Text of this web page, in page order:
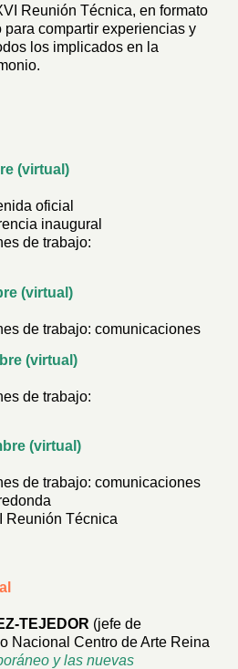
Reunión Técnica, en formato
compartir experiencias y
los implicados en la
(virtual)
oficial
inaugural
de trabajo:
(virtual)
de trabajo: comunicaciones
(virtual)
de trabajo:
(virtual)
de trabajo: comunicaciones
Reunión Técnica
TEJEDOR (jefe de
Nacional Centro de Arte Reina
y las nuevas